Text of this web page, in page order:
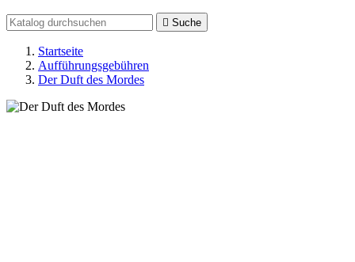
 Suche
Startseite
Aufführungsgebühren
Der Duft des Mordes